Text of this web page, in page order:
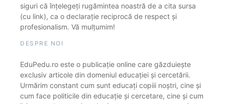
siguri că înțelegeți rugămintea noastră de a cita sursa
(cu link), ca o declarație reciprocă de respect și
profesionalism. Vă mulțumim!
DESPRE NOI
EduPedu.ro este o publicație online care găzduiește
exclusiv articole din domeniul educației și cercetării.
Urmărim constant cum sunt educați copiii noștri, cine și
cum face politicile din educație și cercetare, cine și cum